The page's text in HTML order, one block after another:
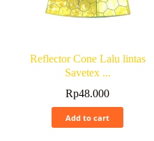
Reflector Cone Lalu lintas
Savetex ...
Rp48.000
Add to cart